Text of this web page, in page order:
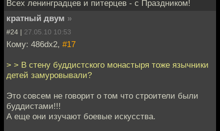
Всех ленинградцев и питерцев - с Праздником!
кратный двум »
#24 | 27.05.10 10:53
Кому: 486dx2, #17
> > В стену буддистского монастыря тоже язычники
детей замуровывали?
Это совсем не говорит о том что строители были
буддистами!!!
А еще они изучают боевые искусства.